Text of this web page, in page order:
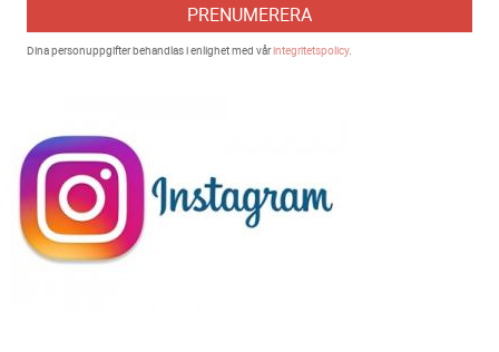
PRENUMERERA
Dina personuppgifter behandlas i enlighet med vårintegritetspolicy.